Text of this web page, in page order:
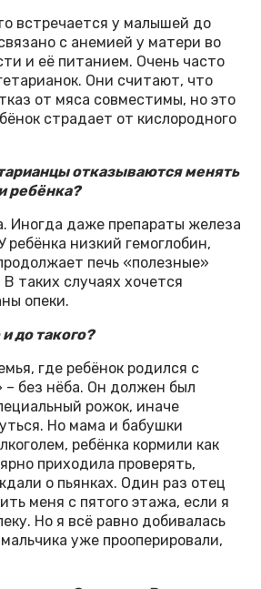
встречается у малышей до
с анемией у матери во
и её питанием. Очень часто
Они считают, что
от мяса совместимы, но это
страдает от кислородного
отказываются менять
ребёнка?
Иногда даже препараты железа
ребёнка низкий гемоглобин,
печь «полезные»
таких случаях хочется
опеки.
до такого?
где ребёнок родился с
– без нёба. Он должен был
рожок, иначе
Но мама и бабушки
ребёнка кормили как
приходила проверять,
о пьянках. Один раз отец
меня с пятого этажа, если я
Но я всё равно добивалась
уже прооперировали,